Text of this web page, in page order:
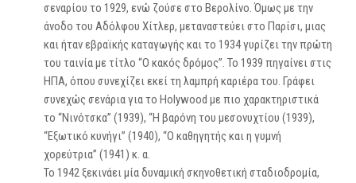
σεναρίου το 1929, ενώ ζούσε στο Βερολίνο. Όμως με την
άνοδο του Αδόλφου Χίτλερ, μεταναστεύει στο Παρίσι, μιας
και ήταν εβραϊκής καταγωγής και το 1934 γυρίζει την πρώτη
του ταινία με τίτλο “Ο κακός δρόμος”. Το 1939 πηγαίνει στις
ΗΠΑ, όπου συνεχίζει εκεί τη λαμπρή καριέρα του. Γράφει
συνεχώς σενάρια για το Holywood με πιο χαρακτηριστικά
το “Νινότσκα” (1939), “Η βαρόνη του μεσονυχτίου (1939),
“Εξωτικό κυνήγι” (1940), “Ο καθηγητής και η γυμνή
χορεύτρια” (1941) κ. α.
Το 1942 ξεκινάει μία δυναμική σκηνοθετική σταδιοδρομία,